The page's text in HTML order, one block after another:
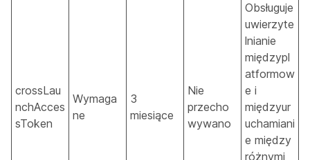
crossLau
nchAcces
sToken
Wymaga
ne
3
miesiące
Nie
przecho
wywano
Obsługuje
uwierzyte
lnianie
międzypl
atformow
e i
międzyur
uchamiani
e między
różnymi